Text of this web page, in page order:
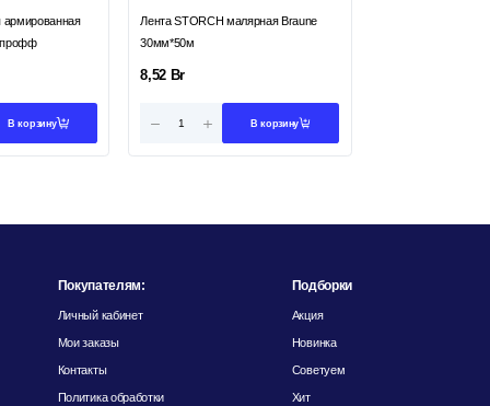
армированная
профф
В корзину
Лента STORCH малярная Braune
30мм*50м
8,52 Br
В корзину
Покупателям:
Личный кабинет
Мои заказы
Контакты
Политика обработки
Подборки
Акция
Новинка
Советуем
Хит